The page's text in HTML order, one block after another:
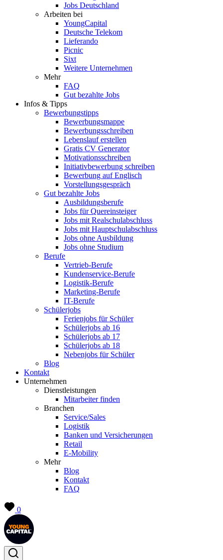
Jobs Deutschland
Arbeiten bei
YoungCapital
Deutsche Telekom
Lieferando
Picnic
Sixt
Weitere Unternehmen
Mehr
FAQ
Gut bezahlte Jobs
Infos & Tipps
Bewerbungstipps
Bewerbungsmappe
Bewerbungsschreiben
Lebenslauf erstellen
Gratis CV Generator
Motivationsschreiben
Initiativbewerbung schreiben
Bewerbung auf Englisch
Vorstellungsgespräch
Gut bezahlte Jobs
Ausbildungsberufe
Jobs für Quereinsteiger
Jobs mit Realschulabschluss
Jobs mit Hauptschulabschluss
Jobs ohne Ausbildung
Jobs ohne Studium
Berufe
Vertrieb-Berufe
Kundenservice-Berufe
Logistik-Berufe
Marketing-Berufe
IT-Berufe
Schülerjobs
Ferienjobs für Schüler
Schülerjobs ab 16
Schülerjobs ab 17
Schülerjobs ab 18
Nebenjobs für Schüler
Blog
Kontakt
Unternehmen
Dienstleistungen
Mitarbeiter finden
Branchen
Service/Sales
Logistik
Banken und Versicherungen
Retail
E-Mobility
Mehr
Blog
Kontakt
FAQ
0